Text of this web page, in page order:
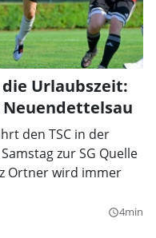
Urlaubszeit:
Neuendettelsau
den TSC in der
zur SG Quelle
Ortner wird immer
query_builder4min